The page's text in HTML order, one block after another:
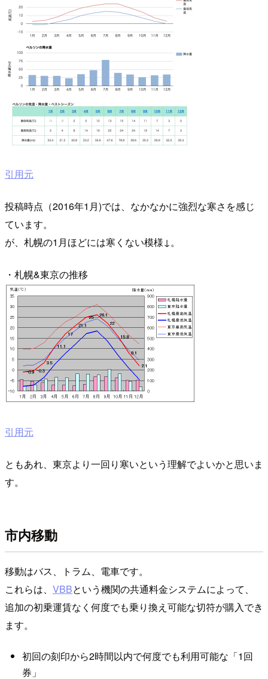
引用元
投稿時点（2016年1月)では、なかなかに強烈な寒さを感じ
ています。
が、札幌の1月ほどには寒くない模様↓。
・札幌&東京の推移
引用元
ともあれ、東京より一回り寒いという理解でよいかと思いま
す。
市内移動
移動はバス、トラム、電車です。
これらは、 VBBという機関の共通料金システムによって、
追加の初乗運賃なく何度でも乗り換え可能な切符が購入でき
ます。
初回の刻印から2時間以内で何度でも利用可能な「1回
券」